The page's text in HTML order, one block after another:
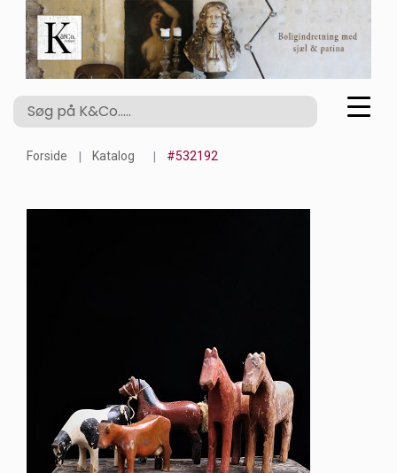
Forside Katalog #532192